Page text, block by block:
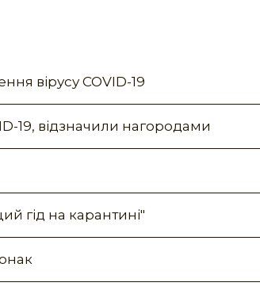
вірусу COVID-19
19, відзначили нагородами
гід на карантині"